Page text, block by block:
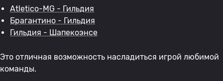
Atletico-MG - Гильдия
Брагантино - Гильдия
Гильдия - Шапекоэнсе
Это отличная возможность насладиться игрой любимой
команды.